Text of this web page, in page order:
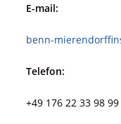
E-mail:
benn-
Telefon:
+49 176 22 33 98 99